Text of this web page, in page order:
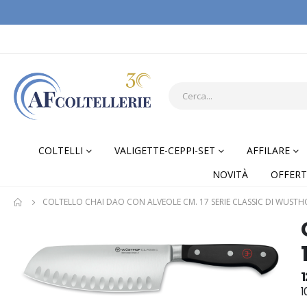
COLTELLI VALIGETTE-CEPPI-SET AFFILARE
NOVITÀ
COLTELLO CHAI DAO CON ALVEOLE CM. 17 SERIE CLASSIC DI
end
Skip